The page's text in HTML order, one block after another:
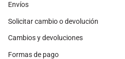
Envíos
Solicitar cambio o devolución
Cambios y devoluciones
Formas de pago